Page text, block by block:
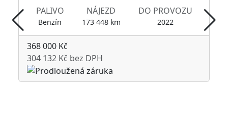
PALIVO
Benzín
NÁJEZD
173 448 km
DO PROVOZU
2022
368 000 Kč
304 132 Kč bez DPH